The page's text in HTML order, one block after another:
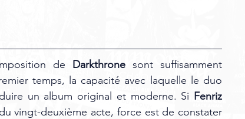
de Darkthrone sont suffisamment
temps, la capacité avec laquelle le duo
un album original et moderne. Si Fenriz
vingt-deuxième acte, force est de constater